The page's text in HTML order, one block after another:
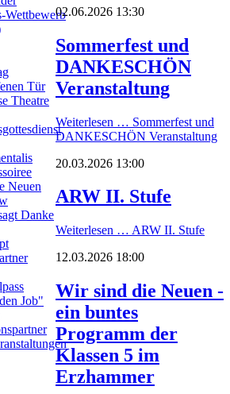
Wettbewerb
Tür
Theatre
Neuen
Danke
Job"
02.06.2026 13:30
Sommerfest und
DANKESCHÖN
Veranstaltung
Weiterlesen … Sommerfest und
DANKESCHÖN Veranstaltung
20.03.2026 13:00
ARW II. Stufe
Weiterlesen … ARW II. Stufe
12.03.2026 18:00
Wir sind die Neuen -
ein buntes
Programm der
Klassen 5 im
Erzhammer